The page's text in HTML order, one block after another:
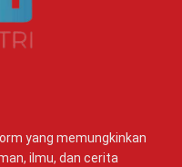
yang memungkinkan
ilmu, dan cerita